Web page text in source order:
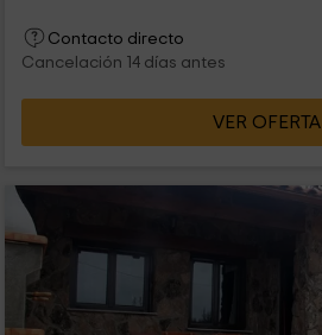
Contacto directo
Cancelación 14 días antes
VER OFERTA